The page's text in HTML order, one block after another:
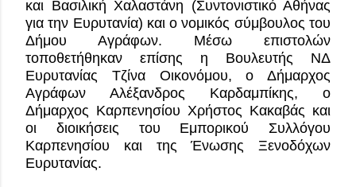
και Βασιλική Χαλαστάνη (Συντονιστικό Αθήνας
για την Ευρυτανία) και ο νομικός σύμβουλος του
Δήμου Αγράφων. Μέσω επιστολών
τοποθετήθηκαν επίσης η Βουλευτής ΝΔ
Ευρυτανίας Τζίνα Οικονόμου, ο Δήμαρχος
Αγράφων Αλέξανδρος Καρδαμπίκης, ο
Δήμαρχος Καρπενησίου Χρήστος Κακαβάς και
οι διοικήσεις του Εμπορικού Συλλόγου
Καρπενησίου και της Ένωσης Ξενοδόχων
Ευρυτανίας.